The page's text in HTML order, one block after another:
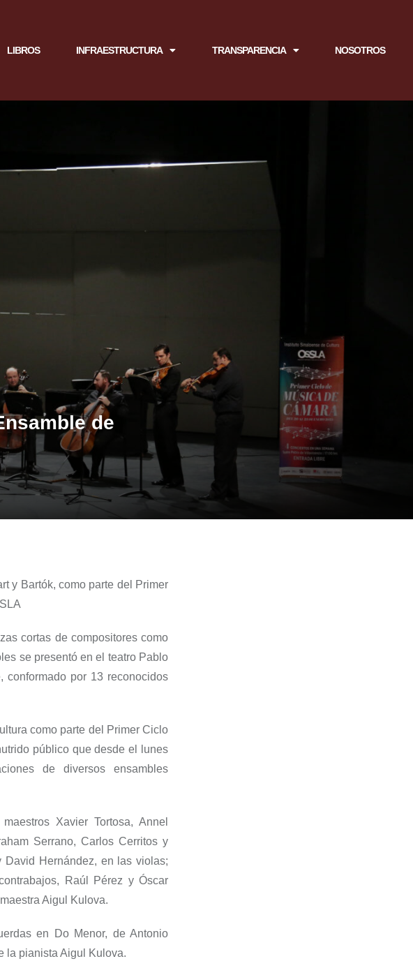
LIBROS INFRAESTRUCTURA TRANSPARENCIA NOSOTROS
de
y Bartók, como parte del Primer
cortas de compositores como
se presentó en el teatro Pablo
conformado por 13 reconocidos
como parte del Primer Ciclo
público que desde el lunes
de diversos ensambles
Xavier Tortosa, Annel
Serrano, Carlos Cerritos y
David Hernández, en las violas;
Raúl Pérez y Óscar
Aigul Kulova.
en Do Menor, de Antonio
la pianista Aigul Kulova.